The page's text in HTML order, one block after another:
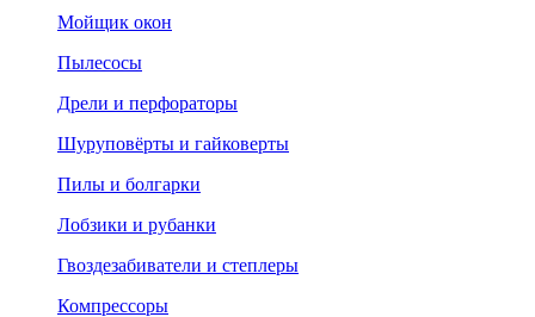
Мойщик окон
Пылесосы
Дрели и перфораторы
Шуруповёрты и гайковерты
Пилы и болгарки
Лобзики и рубанки
Гвоздезабиватели и степлеры
Компрессоры